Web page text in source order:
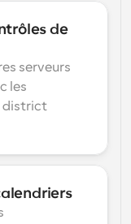
de
serveurs
les
district